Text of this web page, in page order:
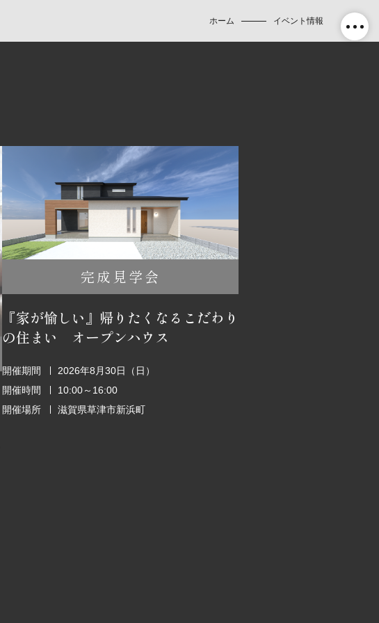
ホーム イベント情報
完成見学会
『家が愉しい』帰りたくなるこだわり
の住まい オープンハウス
開催期間
2026年8月30日（日）
開催時間
10:00～16:00
開催場所
滋賀県草津市新浜町